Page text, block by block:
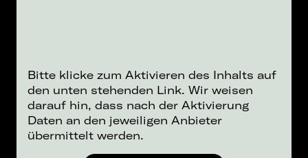
Bitte klicke zum Aktivieren des Inhalts auf
den unten stehenden Link. Wir weisen
darauf hin, dass nach der Aktivierung
Daten an den jeweiligen Anbieter
übermittelt werden.